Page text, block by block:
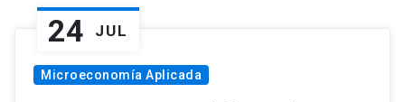
24 JUL
Microeconomía Aplicada